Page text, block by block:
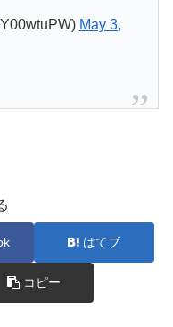
May 3,
はてブ
コピー